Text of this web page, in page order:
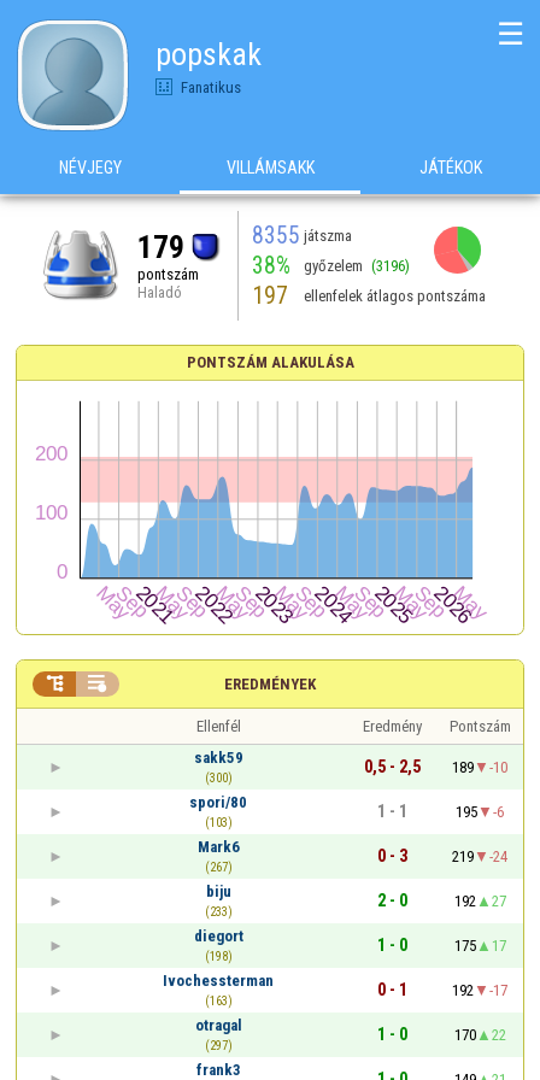
popskak
Fanatikus
☰
NÉVJEGY VILLÁMSAKK JÁTÉKOK
179
pontszám
Haladó
8355 játszma
38% győzelem (3196)
197 ellenfelek átlagos pontszáma
PONTSZÁM ALAKULÁSA
EREDMÉNYEK
 
Ellenfél Eredmény
Pontszám
sakk59
(300)
0,5 - 2,5 189
-10
spori/80
(103)
1 - 1 195
-6
Mark6
(267)
0 - 3 219
-24
biju
(233)
2 - 0 192
27
diegort
(198)
1 - 0 175
17
Ivochessterman
(163)
0 - 1 192
-17
otragal
(297)
1 - 0 170
22
frank3